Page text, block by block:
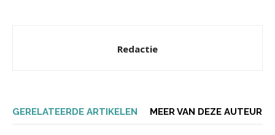
Redactie
GERELATEERDE ARTIKELEN MEER VAN DEZE AUTEUR